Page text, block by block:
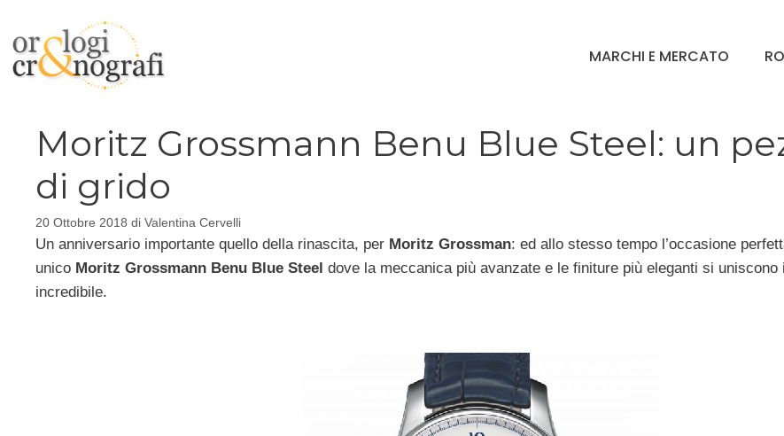
contenuto
MARCHI E MERCATO
Moritz Grossmann Benu Blue Steel: un
di grido
20 Ottobre 2018 di Valentina Cervelli
Un anniversario importante quello della rinascita, per Moritz Grossman: ed allo stesso tempo l’occasione
unico Moritz Grossmann Benu Blue Steel dove la meccanica più avanzate e le finiture più eleganti si uniscono
incredibile.